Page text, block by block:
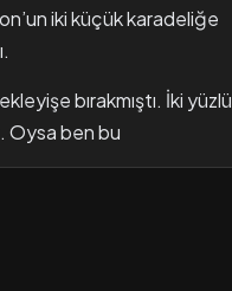
iki küçük karadeliğe
bırakmıştı. İki yüzlü
Oysa ben bu